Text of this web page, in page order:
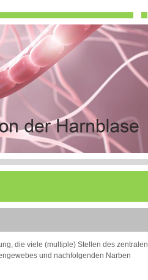
die viele (multiple) Stellen des zentralen
und nachfolgenden Narben